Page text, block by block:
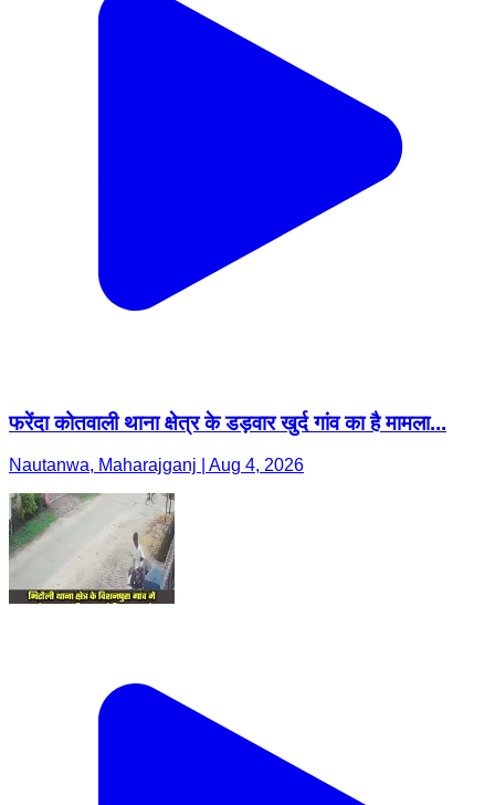
फरेंदा कोतवाली थाना क्षेत्र के डड़वार खुर्द गांव का है मामला...
Nautanwa, Maharajganj | Aug 4, 2026